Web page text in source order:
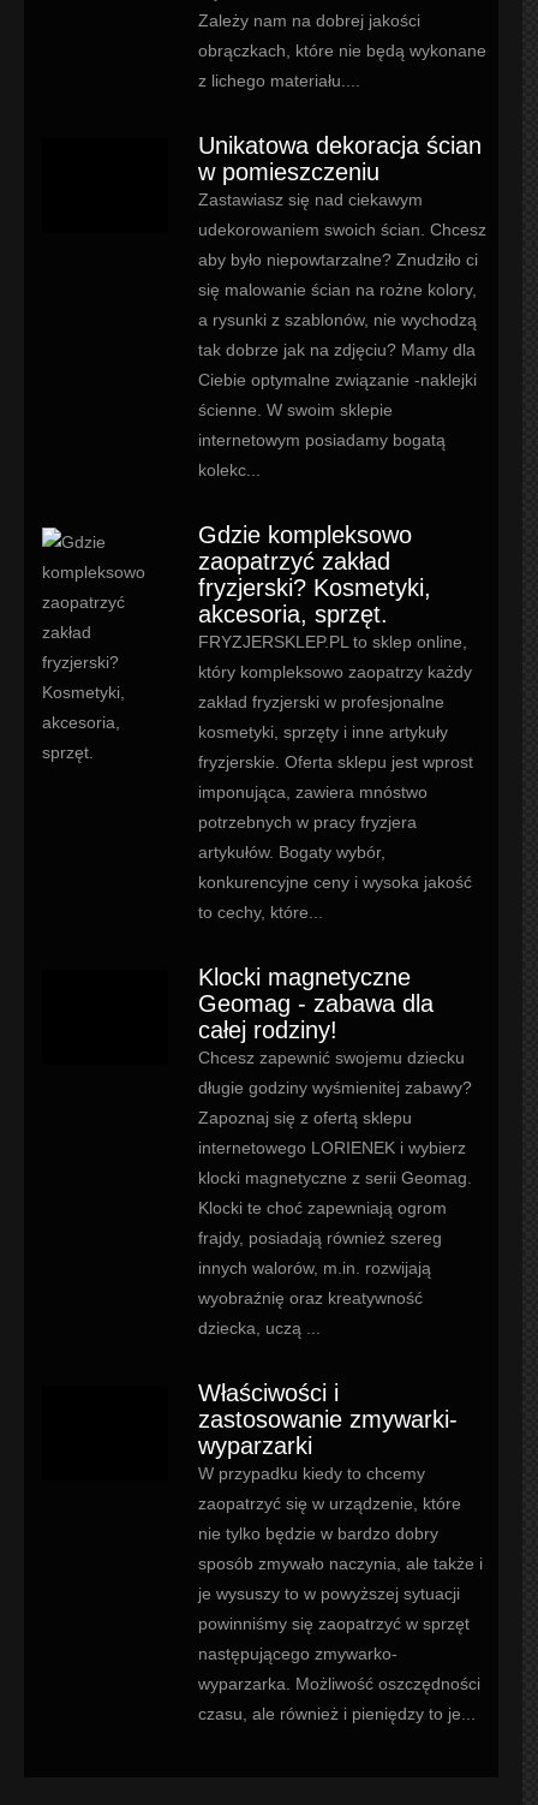
Zależy nam na dobrej jakości
obrączkach, które nie będą wykonane
z lichego materiału....
Unikatowa dekoracja ścian
w pomieszczeniu
Zastawiasz się nad ciekawym
udekorowaniem swoich ścian. Chcesz
aby było niepowtarzalne? Znudziło ci
się malowanie ścian na rożne kolory,
a rysunki z szablonów, nie wychodzą
tak dobrze jak na zdjęciu? Mamy dla
Ciebie optymalne związanie -naklejki
ścienne. W swoim sklepie
internetowym posiadamy bogatą
kolekc...
Gdzie kompleksowo
zaopatrzyć zakład
fryzjerski? Kosmetyki,
akcesoria, sprzęt.
FRYZJERSKLEP.PL to sklep online,
który kompleksowo zaopatrzy każdy
zakład fryzjerski w profesjonalne
kosmetyki, sprzęty i inne artykuły
fryzjerskie. Oferta sklepu jest wprost
imponująca, zawiera mnóstwo
potrzebnych w pracy fryzjera
artykułów. Bogaty wybór,
konkurencyjne ceny i wysoka jakość
to cechy, które...
Klocki magnetyczne
Geomag - zabawa dla
całej rodziny!
Chcesz zapewnić swojemu dziecku
długie godziny wyśmienitej zabawy?
Zapoznaj się z ofertą sklepu
internetowego LORIENEK i wybierz
klocki magnetyczne z serii Geomag.
Klocki te choć zapewniają ogrom
frajdy, posiadają również szereg
innych walorów, m.in. rozwijają
wyobraźnię oraz kreatywność
dziecka, uczą ...
Właściwości i
zastosowanie zmywarki-
wyparzarki
W przypadku kiedy to chcemy
zaopatrzyć się w urządzenie, które
nie tylko będzie w bardzo dobry
sposób zmywało naczynia, ale także i
je wysuszy to w powyższej sytuacji
powinniśmy się zaopatrzyć w sprzęt
następującego zmywarko-
wyparzarka. Możliwość oszczędności
czasu, ale również i pieniędzy to je...